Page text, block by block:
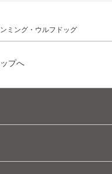
ミング・ウルフドッグ
プへ